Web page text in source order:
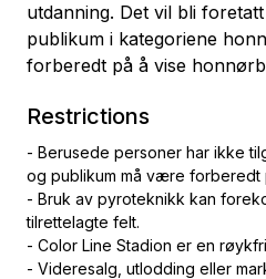
utdanning. Det vil bli
publikum i kategoriene
forberedt på å vise
Restrictions
- Berusede personer har ikke
og publikum må være forberedt
- Bruk av pyroteknikk kan
tilrettelagte felt.
- Color Line Stadion er en
- Videresalg, utlodding eller